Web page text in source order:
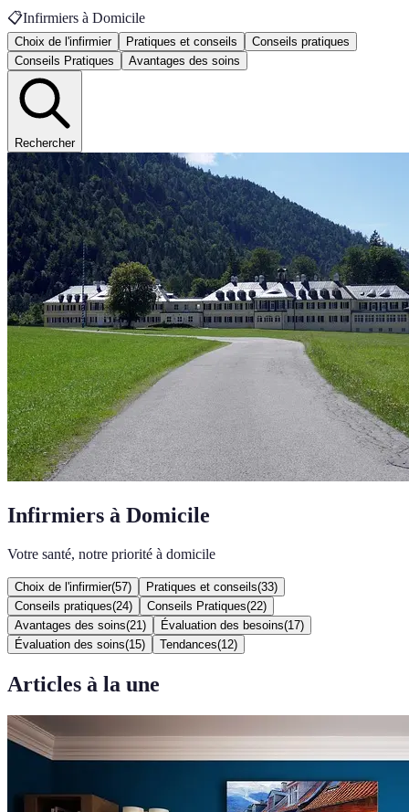
📋Infirmiers à Domicile
Choix de l'infirmier Pratiques et conseils
Conseils pratiques
Conseils Pratiques
Avantages des soins
Rechercher
Infirmiers à Domicile
Votre santé, notre priorité à domicile
Choix de l'infirmier(57) Pratiques et conseils(33)
Conseils pratiques(24) Conseils Pratiques(22)
Avantages des soins(21 ) Évaluation des besoins(17)
Évaluation des soins(15) Tendances(12)
Articles à la une